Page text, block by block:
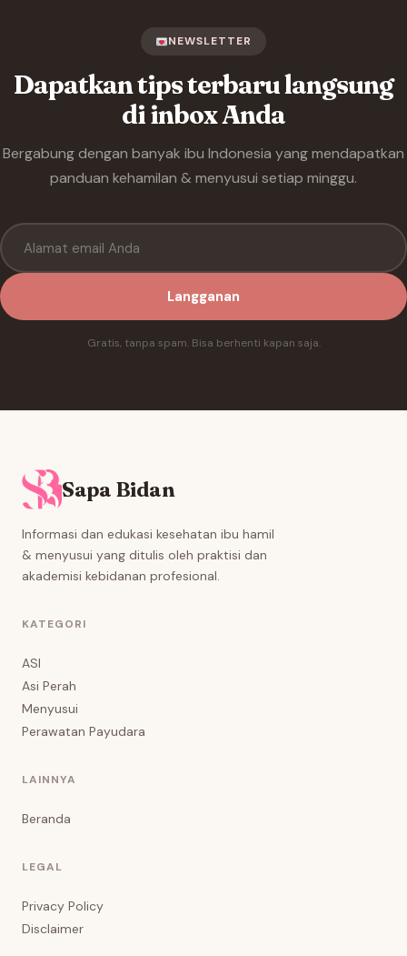
NEWSLETTER
Dapatkan tips terbaru langsung
di inbox Anda
Bergabung dengan banyak ibu Indonesia yang mendapatkan
panduan kehamilan & menyusui setiap minggu.
Langganan
Gratis, tanpa spam. Bisa berhenti kapan saja.
Sapa Bidan
Informasi dan edukasi kesehatan ibu hamil
& menyusui yang ditulis oleh praktisi dan
akademisi kebidanan profesional.
KATEGORI
ASI
Asi Perah
Menyusui
Perawatan Payudara
LAINNYA
Beranda
LEGAL
Privacy Policy
Disclaimer